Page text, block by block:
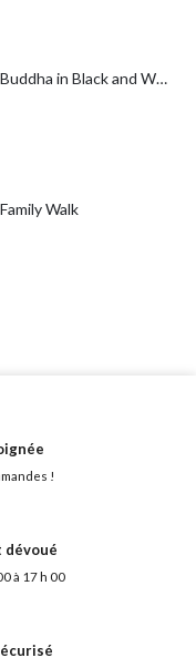
Peinture par numéros - Buddha in Black and White
Walk
!
dévoué
à 17 h 00